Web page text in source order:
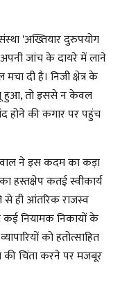
'अख्तियार दुरुपयोग
अपनी जांच के दायरे में लाने
दी है। निजी क्षेत्र के
हुआ, तो इससे न केवल
होने की कगार पर पहुंच
ने इस कदम का कड़ा
हस्तक्षेप कतई स्वीकार्य
से ही आंतरिक राजस्व
कई नियामक निकायों के
को हतोत्साहित
की चिंता करने पर मजबूर